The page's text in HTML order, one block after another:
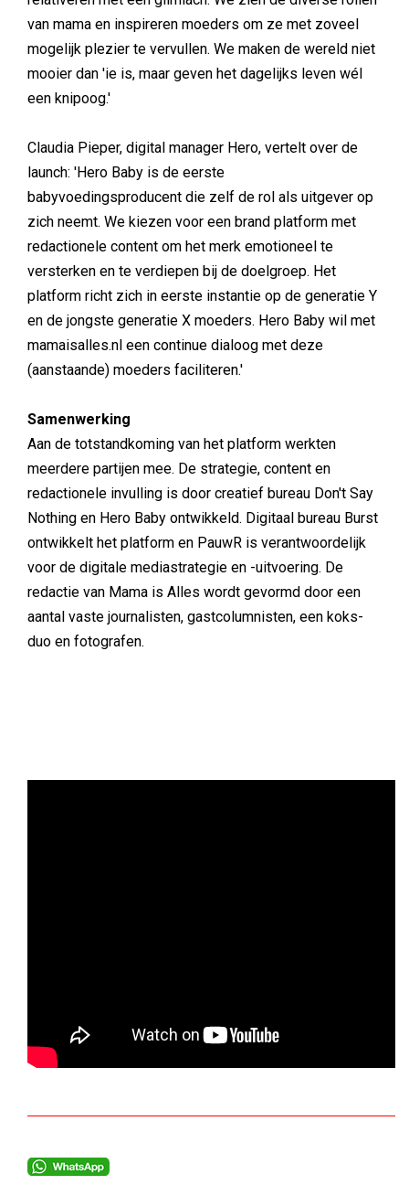
van mama en inspireren moeders om ze met zoveel
mogelijk plezier te vervullen. We maken de wereld niet
mooier dan 'ie is, maar geven het dagelijks leven wél
een knipoog.'
Claudia Pieper, digital manager Hero, vertelt over de
launch: 'Hero Baby is de eerste
babyvoedingsproducent die zelf de rol als uitgever op
zich neemt. We kiezen voor een brand platform met
redactionele content om het merk emotioneel te
versterken en te verdiepen bij de doelgroep. Het
platform richt zich in eerste instantie op de generatie Y
en de jongste generatie X moeders. Hero Baby wil met
mamaisalles.nl een continue dialoog met deze
(aanstaande) moeders faciliteren.'
Samenwerking
Aan de totstandkoming van het platform werkten
meerdere partijen mee. De strategie, content en
redactionele invulling is door creatief bureau Don't Say
Nothing en Hero Baby ontwikkeld. Digitaal bureau Burst
ontwikkelt het platform en PauwR is verantwoordelijk
voor de digitale mediastrategie en -uitvoering. De
redactie van Mama is Alles wordt gevormd door een
aantal vaste journalisten, gastcolumnisten, een koks-
duo en fotografen.